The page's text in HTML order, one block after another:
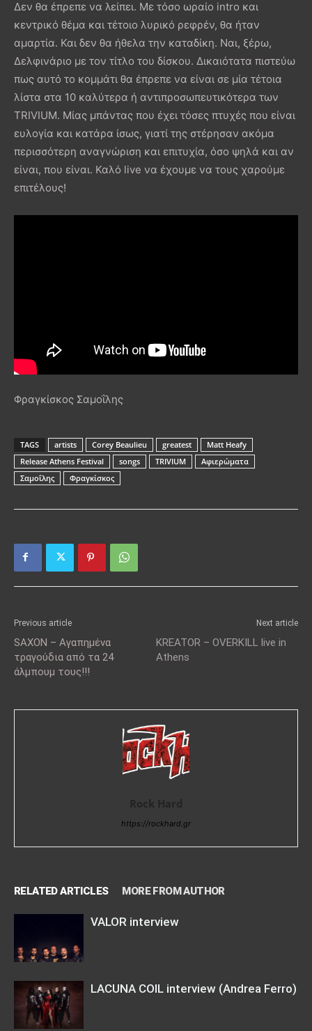
Δεν θα έπρεπε να λείπει. Με τόσο ωραίο intro και
κεντρικό θέμα και τέτοιο λυρικό ρεφρέν, θα ήταν
αμαρτία. Και δεν θα ήθελα την καταδίκη. Ναι, ξέρω,
Δελφινάριο με τον τίτλο του δίσκου. Δικαιότατα πιστεύω
πως αυτό το κομμάτι θα έπρεπε να είναι σε μία τέτοια
λίστα στα 10 καλύτερα ή αντιπροσωπευτικότερα των
TRIVIUM. Μίας μπάντας που έχει τόσες πτυχές που είναι
ευλογία και κατάρα ίσως, γιατί της στέρησαν ακόμα
περισσότερη αναγνώριση και επιτυχία, όσο ψηλά και αν
είναι, που είναι. Καλό live να έχουμε να τους χαρούμε
επιτέλους!
Φραγκίσκος Σαμοΐλης
TAGS artists Corey Beaulieu greatest
Matt Heafy
Release Athens Festival
songs TRIVIUM
Αφιερώματα
Σαμοΐλης
Φραγκίσκος
Previous article
SAXON – Αγαπημένα
τραγούδια από τα 24
άλμπουμ τους!!!
Next article
KREATOR – OVERKILL live in
Athens
https://rockhard.gr
RELATED ARTICLES MORE FROM AUTHOR
VALOR interview
LACUNA COIL interview (Andrea Ferro)